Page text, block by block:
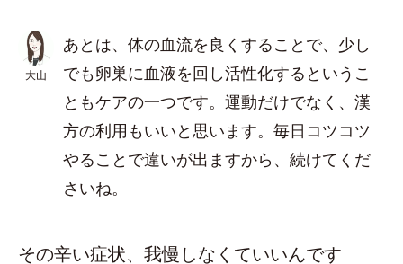
大山
あとは、体の血流を良くすることで、少し
でも卵巣に血液を回し活性化するというこ
ともケアの一つです。運動だけでなく、漢
方の利用もいいと思います。毎日コツコツ
やることで違いが出ますから、続けてくだ
さいね。
その辛い症状、我慢しなくていいんです